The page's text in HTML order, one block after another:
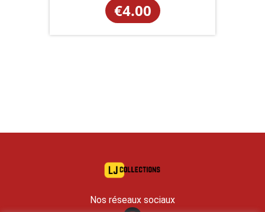
€4.00
Nos réseaux sociaux